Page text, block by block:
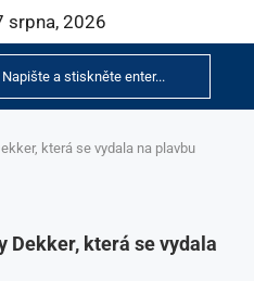
srpna, 2026
která se vydala na plavbu
Dekker, která se vydala